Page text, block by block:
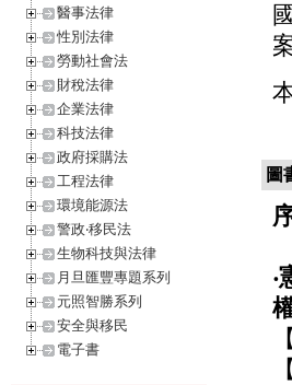
醫事法律
性別法律
勞動社會法
財稅法律
企業法律
科技法律
政府採購法
工程法律
環境能源法
警政‧移民法
生物科技與法律
月旦匯豐專題系列
元照智勝系列
安全與移民
電子書
圖
‧